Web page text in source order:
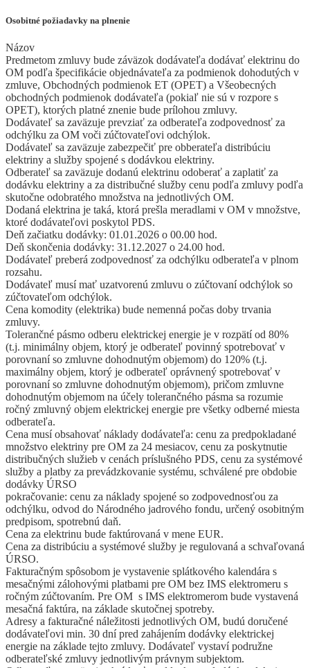
Osobitné požiadavky na plnenie
Názov
Predmetom zmluvy bude záväzok dodávateľa dodávať elektrinu do
OM podľa špecifikácie objednávateľa za podmienok dohodutých v
zmluve, Obchodných podmienok ET (OPET) a Všeobecných
obchodných podmienok dodávateľa (pokiaľ nie sú v rozpore s
OPET), ktorých platné znenie bude prílohou zmluvy.
Dodávateľ sa zaväzuje prevziať za odberateľa zodpovednosť za
odchýlku za OM voči zúčtovateľovi odchýlok.
Dodávateľ sa zaväzuje zabezpečiť pre obberateľa distribúciu
elektriny a služby spojené s dodávkou elektriny.
Odberateľ sa zaväzuje dodanú elektrinu odoberať a zaplatiť za
dodávku elektriny a za distribučné služby cenu podľa zmluvy podľa
skutočne odobratého množstva na jednotlivých OM.
Dodaná elektrina je taká, ktorá prešla meradlami v OM v množstve,
ktoré dodávateľovi poskytol PDS.
Deň začiatku dodávky: 01.01.2026 o 00.00 hod.
Deň skončenia dodávky: 31.12.2027 o 24.00 hod.
Dodávateľ preberá zodpovednosť za odchýlku odberateľa v plnom
rozsahu.
Dodávateľ musí mať uzatvorenú zmluvu o zúčtovaní odchýlok so
zúčtovateľom odchýlok.
Cena komodity (elektrika) bude nemenná počas doby trvania
zmluvy.
Tolerančné pásmo odberu elektrickej energie je v rozpätí od 80%
(t.j. minimálny objem, ktorý je odberateľ povinný spotrebovať v
porovnaní so zmluvne dohodnutým objemom) do 120% (t.j.
maximálny objem, ktorý je odberateľ oprávnený spotrebovať v
porovnaní so zmluvne dohodnutým objemom), pričom zmluvne
dohodnutým objemom na účely tolerančného pásma sa rozumie
ročný zmluvný objem elektrickej energie pre všetky odberné miesta
odberateľa.
Cena musí obsahovať náklady dodávateľa: cenu za predpokladané
množstvo elektriny pre OM za 24 mesiacov, cenu za poskytnutie
distribučných služieb v cenách príslušného PDS, cenu za systémové
služby a platby za prevádzkovanie systému, schválené pre obdobie
dodávky ÚRSO
pokračovanie: cenu za náklady spojené so zodpovednosťou za
odchýlku, odvod do Národného jadrového fondu, určený osobitným
predpisom, spotrebnú daň.
Cena za elektrinu bude faktúrovaná v mene EUR.
Cena za distribúciu a systémové služby je regulovaná a schvaľovaná
ÚRSO.
Fakturačným spôsobom je vystavenie splátkového kalendára s
mesačnými zálohovými platbami pre OM bez IMS elektromeru s
ročným zúčtovaním. Pre OM s IMS elektromerom bude vystavená
mesačná faktúra, na základe skutočnej spotreby.
Adresy a fakturačné náležitosti jednotlivých OM, budú doručené
dodávateľovi min. 30 dní pred zahájením dodávky elektrickej
energie na základe tejto zmluvy. Dodávateľ vystaví podružne
odberateľské zmluvy jednotlivým právnym subjektom.